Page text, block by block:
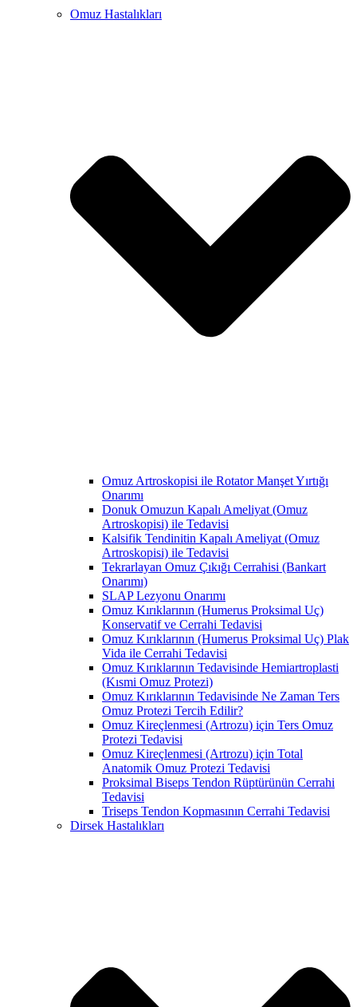
Omuz Hastalıkları
Omuz Artroskopisi ile Rotator Manşet Yırtığı
Onarımı
Donuk Omuzun Kapalı Ameliyat (Omuz
Artroskopisi) ile Tedavisi
Kalsifik Tendinitin Kapalı Ameliyat (Omuz
Artroskopisi) ile Tedavisi
Tekrarlayan Omuz Çıkığı Cerrahisi (Bankart
Onarımı)
SLAP Lezyonu Onarımı
Omuz Kırıklarının (Humerus Proksimal Uç)
Konservatif ve Cerrahi Tedavisi
Omuz Kırıklarının (Humerus Proksimal Uç) Plak
Vida ile Cerrahi Tedavisi
Omuz Kırıklarının Tedavisinde Hemiartroplasti
(Kısmi Omuz Protezi)
Omuz Kırıklarının Tedavisinde Ne Zaman Ters
Omuz Protezi Tercih Edilir?
Omuz Kireçlenmesi (Artrozu) için Ters Omuz
Protezi Tedavisi
Omuz Kireçlenmesi (Artrozu) için Total
Anatomik Omuz Protezi Tedavisi
Proksimal Biseps Tendon Rüptürünün Cerrahi
Tedavisi
Triseps Tendon Kopmasının Cerrahi Tedavisi
Dirsek Hastalıkları